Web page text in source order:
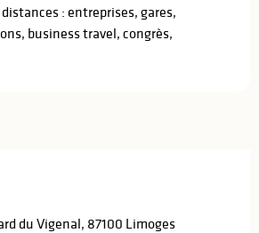
: entreprises, gares,
business travel, congrès,
du Vigenal, 87100 Limoges